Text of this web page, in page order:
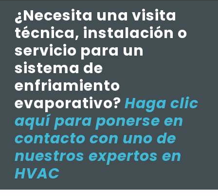
¿Necesita una visita
técnica, instalación o
servicio para un
sistema de
enfriamiento
evaporativo?Haga clic
aquí para ponerse en
contacto con uno de
nuestros expertos en
HVAC